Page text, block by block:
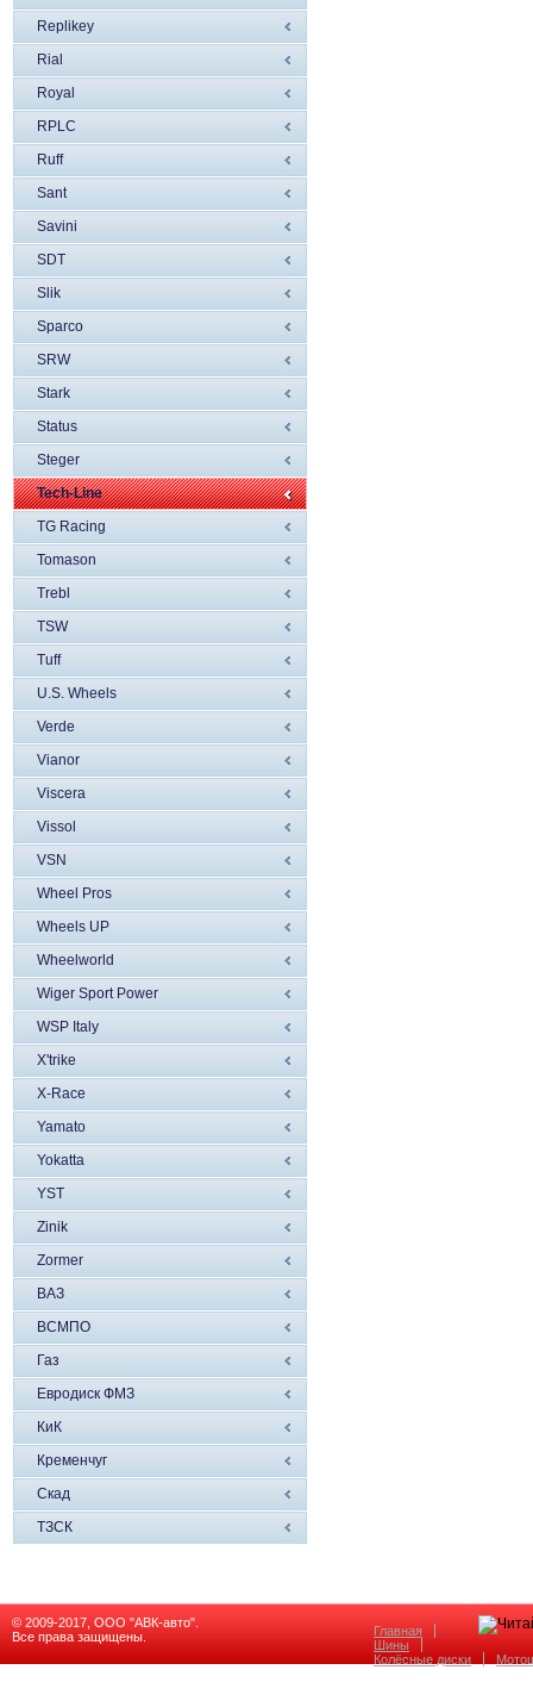
Replikey
Rial
Royal
RPLC
Ruff
Sant
Savini
SDT
Slik
Sparco
SRW
Stark
Status
Steger
Tech-Line
TG Racing
Tomason
Trebl
TSW
Tuff
U.S. Wheels
Verde
Vianor
Viscera
Vissol
VSN
Wheel Pros
Wheels UP
Wheelworld
Wiger Sport Power
WSP Italy
X'trike
X-Race
Yamato
Yokatta
YST
Zinik
Zormer
ВАЗ
ВСМПО
Газ
Евродиск ФМЗ
КиК
Кременчуг
Скад
ТЗСК
© 2009-2017, ООО "АВК-авто".
Все права защищены.
Главная
Шины
Колёсные диски